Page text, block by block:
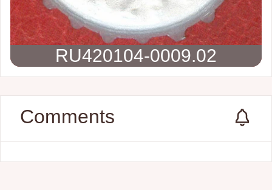
RU420104-0009.02
Comments